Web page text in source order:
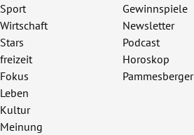
Sport
Wirtschaft
Stars
freizeit
Fokus
Leben
Kultur
Meinung
Gewinnspiele
Newsletter
Podcast
Horoskop
Pammesberger